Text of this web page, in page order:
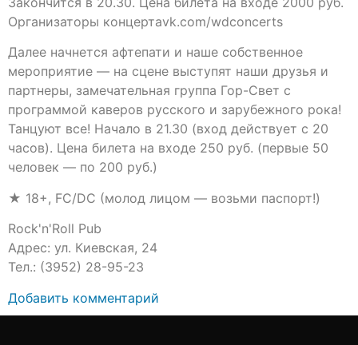
Организаторы концертаvk.com/wdconcerts
Далее начнется афтепати и наше собственное
мероприятие — на сцене выступят наши друзья и
партнеры, замечательная группа Гор-Свет с
программой каверов русского и зарубежного рока!
Танцуют все! Начало в 21.30 (вход действует с 20
часов). Цена билета на входе 250 руб. (первые 50
человек — по 200 руб.)
★ 18+, FC/DC (молод лицом — возьми паспорт!)
Rock'n'Roll Pub
Адрес: ул. Киевская, 24
Тел.: (3952) 28-95-23
Добавить комментарий